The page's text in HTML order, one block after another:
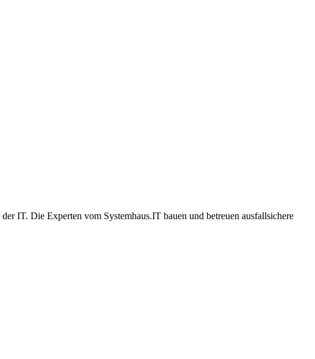
IT. Die Experten vom Systemhaus.IT bauen und betreuen ausfallsichere